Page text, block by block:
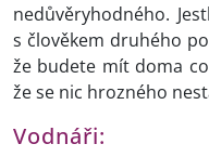
nedůvěryhodného.
s člověkem druhého
že budete mít doma
že se nic hrozného
Vodnáři: